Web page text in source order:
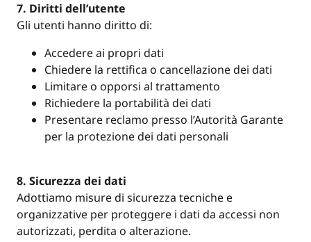
7. Diritti dell’utente
Gli utenti hanno diritto di:
Accedere ai propri dati
Chiedere la rettifica o cancellazione dei dati
Limitare o opporsi al trattamento
Richiedere la portabilità dei dati
Presentare reclamo presso l’Autorità Garante
per la protezione dei dati personali
8. Sicurezza dei dati
Adottiamo misure di sicurezza tecniche e
organizzative per proteggere i dati da accessi non
autorizzati, perdita o alterazione.